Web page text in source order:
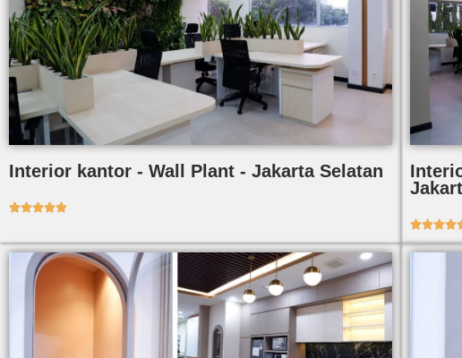
Interior kantor - Wall Plant - Jakarta Selatan

